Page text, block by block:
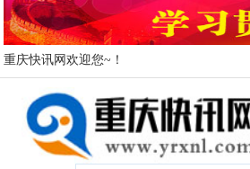
重庆快讯网欢迎您~！